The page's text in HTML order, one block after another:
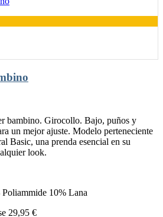
bambino. Girocollo. Bajo, puños y
un mejor ajuste. Modelo perteneciente
Basic, una prenda esencial en su
look.
10% Lana
29,95 €